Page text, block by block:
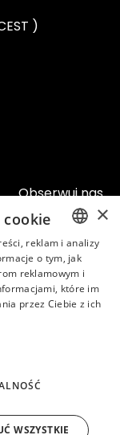
)
Obserwuj nas
prywatności
ENGLISH
POLISH
×
reklam i analizy
o tym, jak
reklamowym i
które im
przez Ciebie z ich
WSZYSTKIE